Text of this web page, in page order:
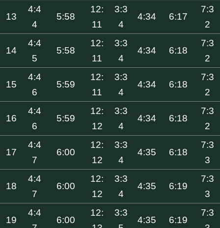
13
4:4
4
5:58
12:
11
3:3
4
4:34 6:17
7:3
2
14
4:4
5
5:58
12:
11
3:3
4
4:34 6:18
7:3
2
15
4:4
6
5:59
12:
11
3:3
4
4:34 6:18
7:3
2
16
4:4
6
5:59
12:
12
3:3
4
4:34 6:18
7:3
2
17
4:4
7
6:00
12:
12
3:3
4
4:35 6:18
7:3
3
18
4:4
7
6:00
12:
12
3:3
4
4:35 6:19
7:3
3
19
4:4
6:00
12:
3:3
4:35 6:19
7:3